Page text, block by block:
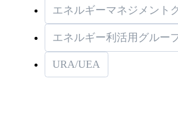
エネルギーマネジメント
エネルギー利活用グルー
URA/UEA